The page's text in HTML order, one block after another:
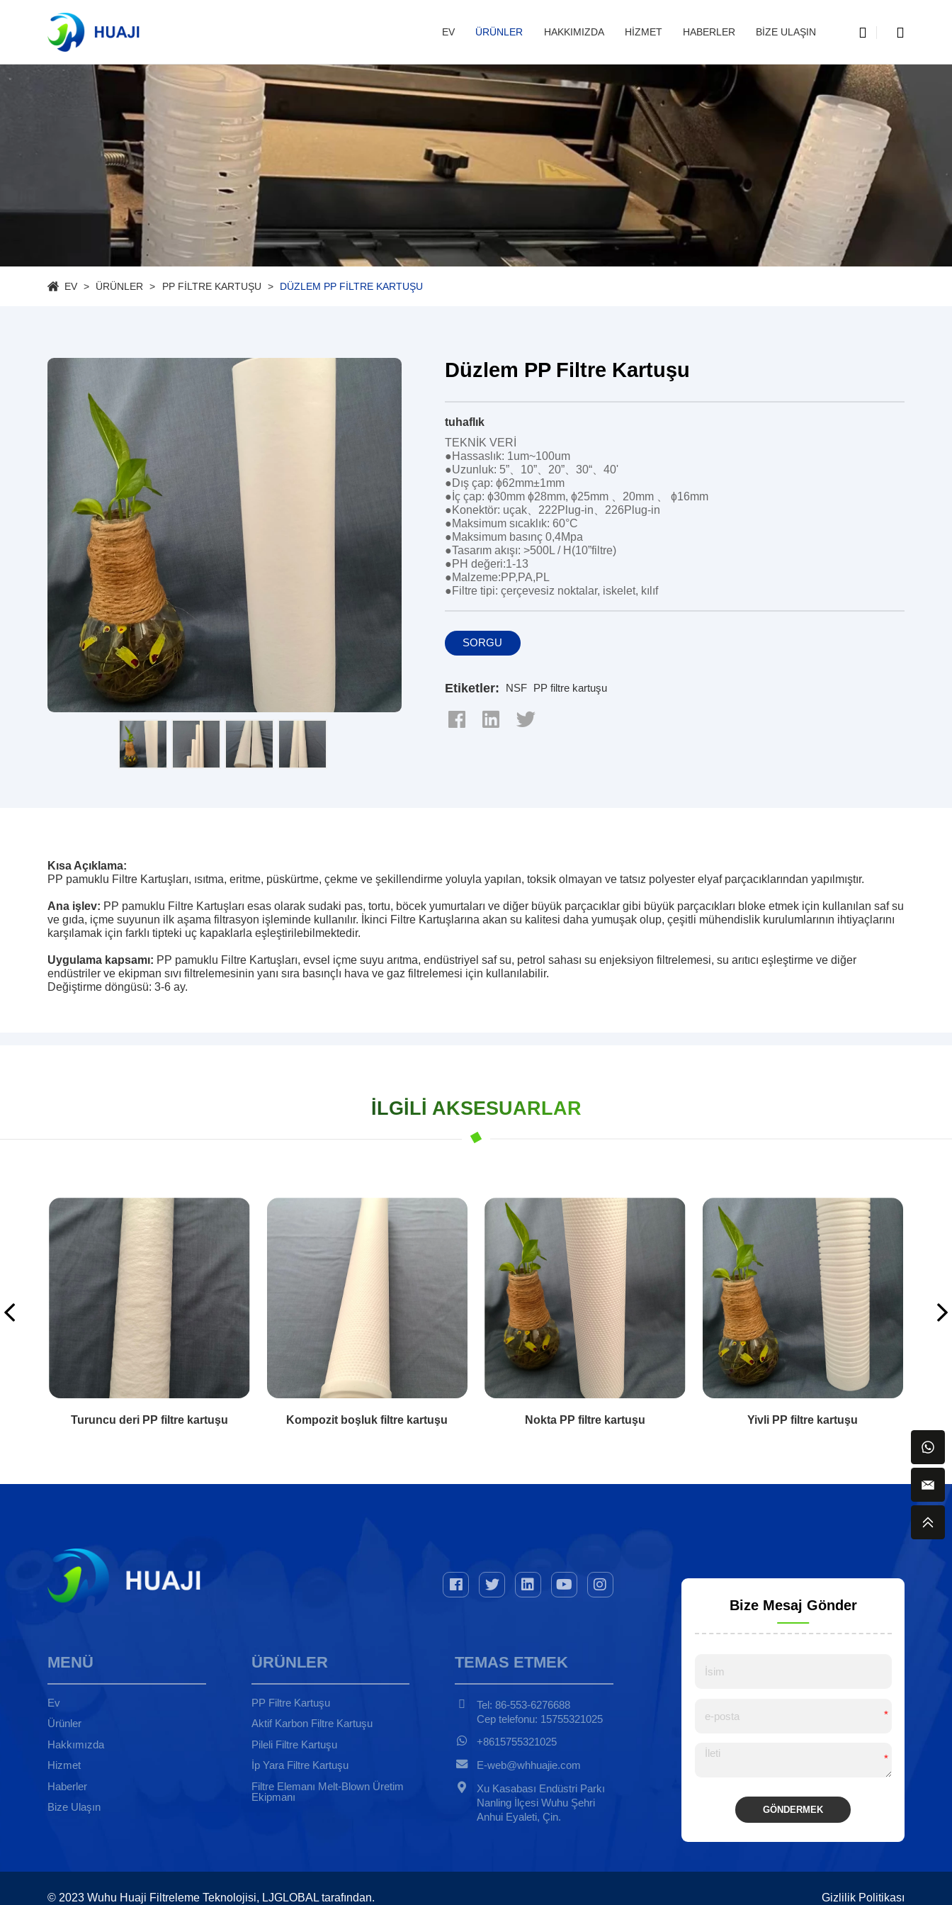
EV ÜRÜNLER HAKKIMIZDA HIZMET HABERLER BIZE ULAŞIN
EV ÜRÜNLER PP FILTRE KARTUŞU DÜZLEM PP FILTRE KARTUŞU
Düzlem PP Filtre Kartuşu
tuhaflık
TEKNİK VERİ
●Hassaslık: 1um~100um
●Uzunluk: 5”、10”、20”、30“、40'
●Dış çap: ɸ62mm±1mm
●İç çap: ɸ30mm ɸ28mm, ɸ25mm 、20mm 、 ɸ16mm
●Konektör: uçak、222Plug-in、226Plug-in
●Maksimum sıcaklık: 60°C
●Maksimum basınç 0,4Mpa
●Tasarım akışı: >500L / H(10”filtre)
●PH değeri:1-13
●Malzeme:PP,PA,PL
●Filtre tipi: çerçevesiz noktalar, iskelet, kılıf
SORGU
Etiketler: NSF PP filtre kartuşu
Kısa Açıklama:
PP pamuklu Filtre Kartuşları, ısıtma, eritme, püskürtme, çekme ve şekillendirme yoluyla yapılan, toksik olmayan ve tatsız polyester elyaf parçacıklarından yapılmıştır.
Ana işlev: PP pamuklu Filtre Kartuşları esas olarak sudaki pas, tortu, böcek yumurtaları ve diğer büyük parçacıklar gibi büyük parçacıkları bloke etmek için kullanılan saf su
ve gıda, içme suyunun ilk aşama filtrasyon işleminde kullanılır. İkinci Filtre Kartuşlarına akan su kalitesi daha yumuşak olup, çeşitli mühendislik kurulumlarının ihtiyaçlarını
karşılamak için farklı tipteki uç kapaklarla eşleştirilebilmektedir.
Uygulama kapsamı: PP pamuklu Filtre Kartuşları, evsel içme suyu arıtma, endüstriyel saf su, petrol sahası su enjeksiyon filtrelemesi, su arıtıcı eşleştirme ve diğer
endüstriler ve ekipman sıvı filtrelemesinin yanı sıra basınçlı hava ve gaz filtrelemesi için kullanılabilir.
Değiştirme döngüsü: 3-6 ay.
İLGILI AKSESUARLAR
Turuncu deri PP filtre kartuşu Kompozit boşluk filtre kartuşu Nokta PP filtre kartuşu Yivli PP filtre kartuşu
MENÜ
Ev
Ürünler
Hakkımızda
Hizmet
Haberler
Bize Ulaşın
ÜRÜNLER
PP Filtre Kartuşu
Aktif Karbon Filtre Kartuşu
Pileli Filtre Kartuşu
İp Yara Filtre Kartuşu
Filtre Elemanı Melt-Blown Üretim
Ekipmanı
TEMAS ETMEK
Tel: 86-553-6276688
Cep telefonu: 15755321025
+8615755321025
E-web@whhuajie.com
Xu Kasabası Endüstri Parkı
Nanling İlçesi Wuhu Şehri
Anhui Eyaleti, Çin.
Bize Mesaj Gönder
*
*
GÖNDERMEK
© 2023 Wuhu Huaji Filtreleme Teknolojisi, LJGLOBAL tarafından. Gizlilik Politikası